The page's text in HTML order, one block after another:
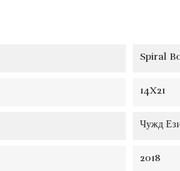
Spiral
14X21
Чужд
2018